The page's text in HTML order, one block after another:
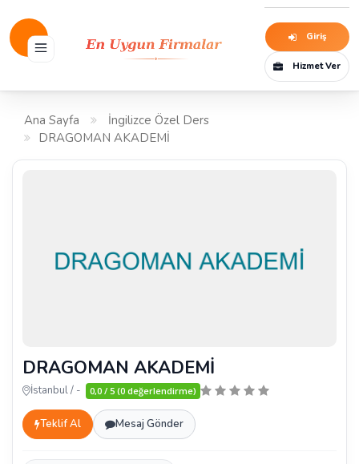
Giriş
Hizmet Ver
Ana Sayfa
İngilizce Özel Ders
DRAGOMAN AKADEMİ
DRAGOMAN AKADEMİ
İstanbul / - 0,0 / 5 (0 değerlendirme)
Teklif Al Mesaj Gönder